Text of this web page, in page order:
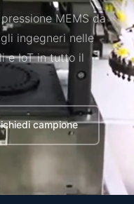
MEMS da
ingegneri nelle
e IoT in tutto il
campione